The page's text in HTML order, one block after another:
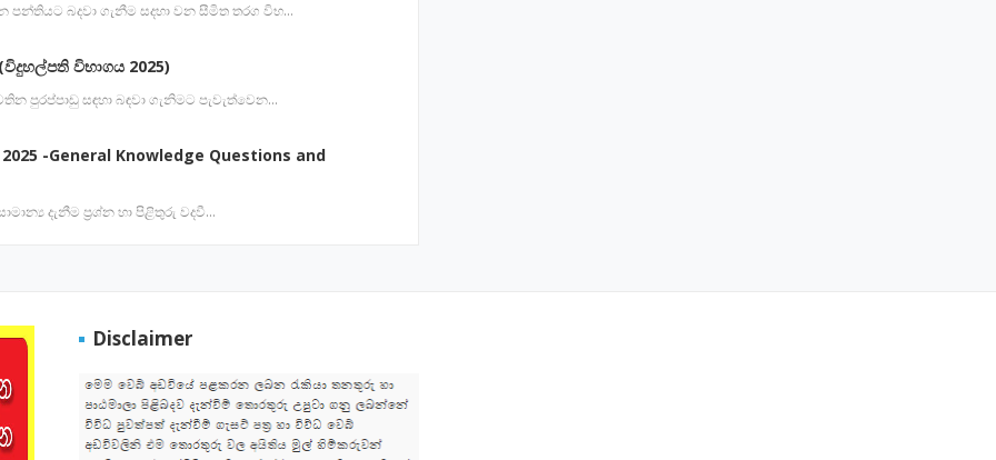
පන්තියට බදවා ගැනීම සදහා වන සීමිත තරග විභ…
විභාගය 2025)
පුරප්පාඩු සඳහා බඳවා ගැනිමට පැවැත්වෙන…
-General Knowledge Questions and
දැනීම ප්‍රශ්න හා පිළිතුරු වදවී…
Disclaimer